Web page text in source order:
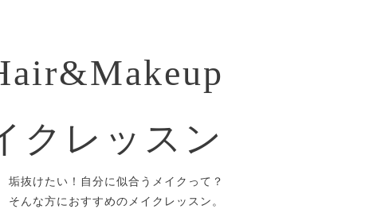
クレッスン
垢抜けたい！自分に似合うメイクって？
そんな方におすすめのメイクレッスン。